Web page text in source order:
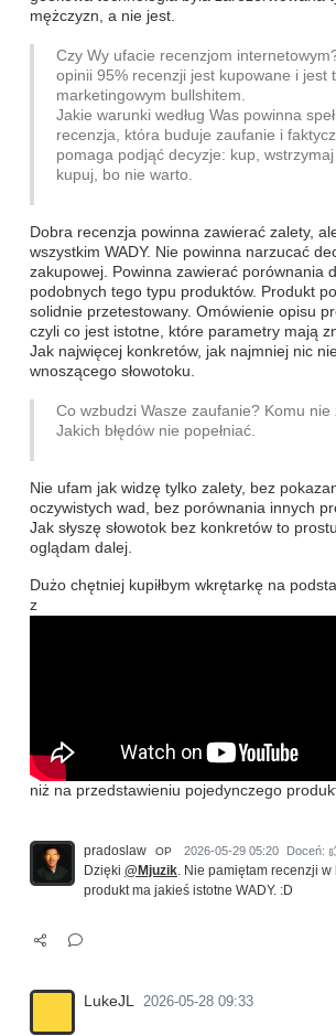
mężczyzn, a nie jest.
Czy Wy ufacie recenzjom
opinii 95% recenzji jest kupowane i jest
marketingowym bullshitem.
Jakie warunki według Was powinna
recenzja, która buduje zaufanie i
pomaga podjąć decyzje: kup,
kupuj, bo nie warto.
Dobra recenzja powinna zawierać zalety,
wszystkim WADY. Nie powinna narzucać
zakupowej. Powinna zawierać porównania
podobnych tego typu produktów. Produkt
solidnie przetestowany. Omówienie opisu
czyli co jest istotne, które parametry mają
Jak najwięcej konkretów, jak najmniej nic
wnoszącego słowotoku.
Co wzbudzi Wasze zaufanie? Komu nie
Jakich błędów nie popełniać.
Nie ufam jak widzę tylko zalety, bez
oczywistych wad, bez porównania innych
Jak słyszę słowotok bez konkretów to
oglądam dalej.
Dużo chętniej kupiłbym wkrętarkę na
z
niż na przedstawieniu pojedynczego
pradoslaw OP 2026-05-29 05:20 Doceń:
Dzięki @Mjuzik. Nie pamiętam recenzji w
produkt ma jakieś istotne WADY. :D
LukeJL 2026-05-28 09:33